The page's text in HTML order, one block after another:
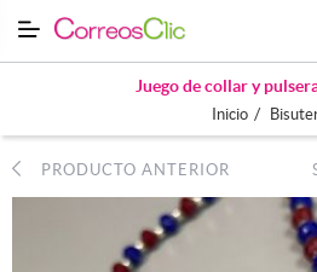
Juego de collar y
Inicio /
PRODUCTO ANTERIOR